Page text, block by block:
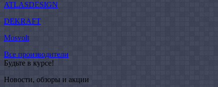
ATLASDESIGN
DEKRAFT
Mosvolt
Все производители
Будьте в курсе!
Новости, обзоры и акции